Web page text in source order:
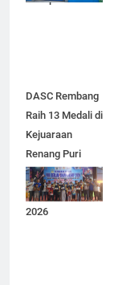
DASC Rembang
Raih 13 Medali di
Kejuaraan
Renang Puri
Berlian
Champion Cup
2026